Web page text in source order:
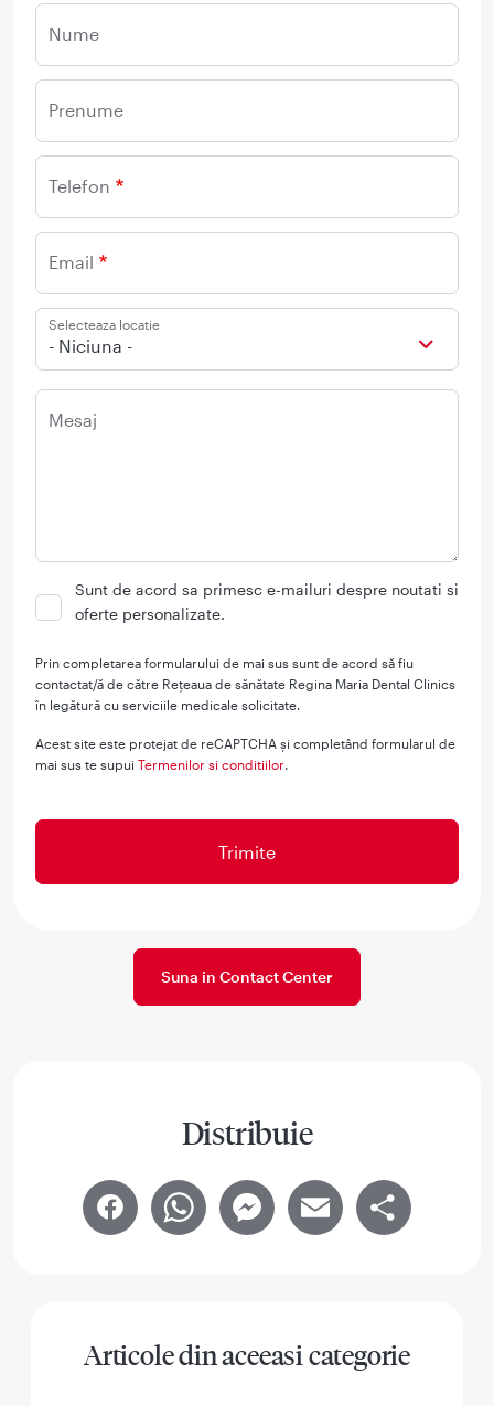
Nume
Prenume
Telefon
Email
Selecteaza locatie
- Niciuna -
Mesaj
Sunt de acord sa primesc e-mailuri despre noutati si
oferte personalizate.
Prin completarea formularului de mai sus sunt de acord să fiu
contactat/ă de către Rețeaua de sănătate Regina Maria Dental Clinics
în legătură cu serviciile medicale solicitate.
Acest site este protejat de reCAPTCHA și completând formularul de
mai sus te supui Termenilor si conditiilor.
Suna in Contact Center
Distribuie
Articole din aceeasi categorie